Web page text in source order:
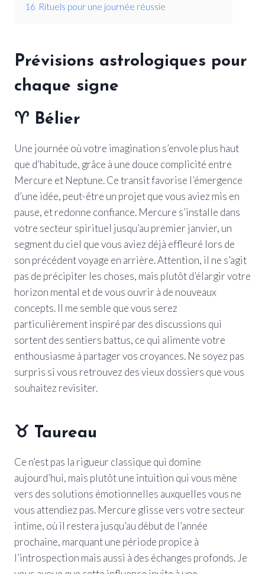
16 Rituels pour une journée réussie
Prévisions astrologiques pour
chaque signe
♈ Bélier
Une journée où votre imagination s’envole plus haut
que d’habitude, grâce à une douce complicité entre
Mercure et Neptune. Ce transit favorise l’émergence
d’une idée, peut-être un projet que vous aviez mis en
pause, et redonne confiance. Mercure s’installe dans
votre secteur spirituel jusqu’au premier janvier, un
segment du ciel que vous aviez déjà effleuré lors de
son précédent voyage en arrière. Attention, il ne s’agit
pas de précipiter les choses, mais plutôt d’élargir votre
horizon mental et de vous ouvrir à de nouveaux
concepts. Il me semble que vous serez
particulièrement inspiré par des discussions qui
sortent des sentiers battus, ce qui alimente votre
enthousiasme à partager vos croyances. Ne soyez pas
surpris si vous retrouvez des vieux dossiers que vous
souhaitez revisiter.
♉ Taureau
Ce n’est pas la rigueur classique qui domine
aujourd’hui, mais plutôt une intuition qui vous mène
vers des solutions émotionnelles auxquelles vous ne
vous attendiez pas. Mercure glisse vers votre secteur
intime, où il restera jusqu’au début de l’année
prochaine, marquant une période propice à
l’introspection mais aussi à des échanges profonds. Je